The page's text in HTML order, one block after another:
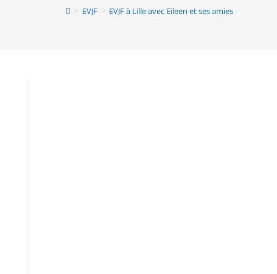
> EVJF > EVJF à Lille avec Eileen et ses amies